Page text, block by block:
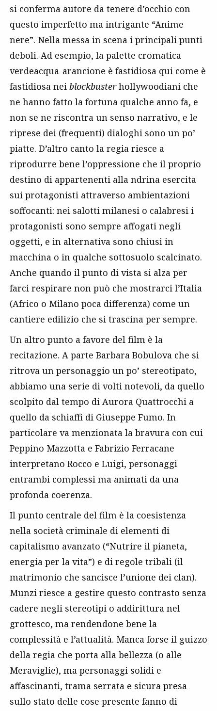
si conferma autore da tenere d’occhio con
questo imperfetto ma intrigante “Anime
nere”. Nella messa in scena i principali punti
deboli. Ad esempio, la palette cromatica
verdeacqua-arancione è fastidiosa qui come è
fastidiosa nei blockbusterhollywoodiani che
ne hanno fatto la fortuna qualche anno fa, e
non se ne riscontra un senso narrativo, e le
riprese dei (frequenti) dialoghi sono un po’
piatte. D’altro canto la regia riesce a
riprodurre bene l’oppressione che il proprio
destino di appartenenti alla ndrina esercita
sui protagonisti attraverso ambientazioni
soffocanti: nei salotti milanesi o calabresi i
protagonisti sono sempre affogati negli
oggetti, e in alternativa sono chiusi in
macchina o in qualche sottosuolo scalcinato.
Anche quando il punto di vista si alza per
farci respirare non può che mostrarci l’Italia
(Africo o Milano poca differenza) come un
cantiere edilizio che si trascina per sempre.
Un altro punto a favore del film è la
recitazione. A parte Barbara Bobulova che si
ritrova un personaggio un po’ stereotipato,
abbiamo una serie di volti notevoli, da quello
scolpito dal tempo di Aurora Quattrocchi a
quello da schiaffi di Giuseppe Fumo. In
particolare va menzionata la bravura con cui
Peppino Mazzotta e Fabrizio Ferracane
interpretano Rocco e Luigi, personaggi
entrambi complessi ma animati da una
profonda coerenza.
Il punto centrale del film è la coesistenza
nella società criminale di elementi di
capitalismo avanzato (“Nutrire il pianeta,
energia per la vita”) e di regole tribali (il
matrimonio che sancisce l’unione dei clan).
Munzi riesce a gestire questo contrasto senza
cadere negli stereotipi o addirittura nel
grottesco, ma rendendone bene la
complessità e l’attualità. Manca forse il guizzo
della regia che porta alla bellezza (o alle
Meraviglie), ma personaggi solidi e
affascinanti, trama serrata e sicura presa
sullo stato delle cose presente fanno di